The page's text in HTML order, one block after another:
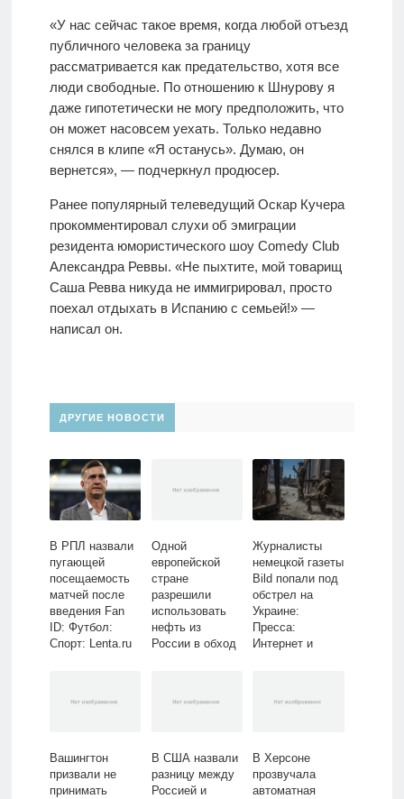
«У нас сейчас такое время, когда любой отъезд
публичного человека за границу
рассматривается как предательство, хотя все
люди свободные. По отношению к Шнурову я
даже гипотетически не могу предположить, что
он может насовсем уехать. Только недавно
снялся в клипе «Я останусь». Думаю, он
вернется», — подчеркнул продюсер.
Ранее популярный телеведущий Оскар Кучера
прокомментировал слухи об эмиграции
резидента юмористического шоу Comedy Club
Александра Реввы. «Не пыхтите, мой товарищ
Саша Ревва никуда не иммигрировал, просто
поехал отдыхать в Испанию с семьей!» —
написал он.
ДРУГИЕ НОВОСТИ
В РПЛ назвали
пугающей
посещаемость
матчей после
введения Fan
ID: Футбол:
Спорт: Lenta.ru
Одной
европейской
стране
разрешили
использовать
нефть из
России в обход
Lenta.ru
Журналисты
немецкой газеты
Bild попали под
обстрел на
Украине:
Пресса:
Интернет и
Вашингтон
призвали не
принимать
В США назвали
разницу между
Россией и
В Херсоне
прозвучала
автоматная